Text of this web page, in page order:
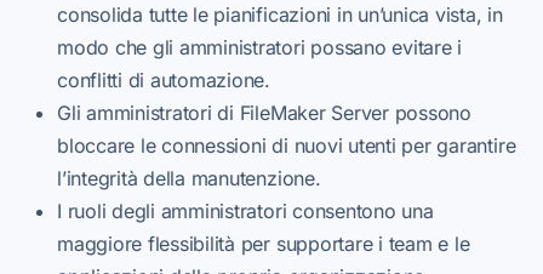
consolida tutte le pianificazioni in un’unica vista, in
modo che gli amministratori possano evitare i
conflitti di automazione.
Gli amministratori di FileMaker Server possono
bloccare le connessioni di nuovi utenti per garantire
l’integrità della manutenzione.
I ruoli degli amministratori consentono una
maggiore flessibilità per supportare i team e le